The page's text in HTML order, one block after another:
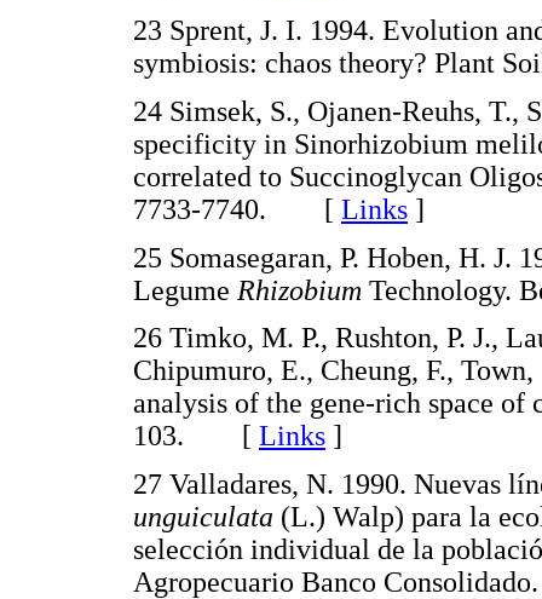
23 Sprent, J. I. 1994. Evolution
symbiosis: chaos theory?
24 Simsek, S., Ojanen-Reuhs, T.,
specificity in Sinorhizobium
correlated to Succinoglycan
7733-7740. [ Links ]
25 Somasegaran, P. Hoben, H. J.
Legume Rhizobium Technology.
26 Timko, M. P., Rushton, P. J.,
Chipumuro, E., Cheung, F.,
analysis of the gene-rich space of
103. [ Links ]
27 Valladares, N. 1990. Nuevas
unguiculata (L.) Walp) para la
selección individual de la
Agropecuario Banco